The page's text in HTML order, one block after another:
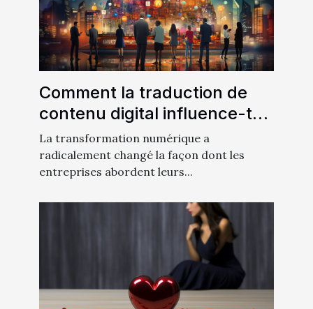
Comment la traduction de
contenu digital influence-t-
elle la stratégie de marketing
?
La transformation numérique a
radicalement changé la façon dont les
entreprises abordent leurs...